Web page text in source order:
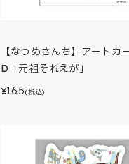
【なつめさんち】アートカ
D「元祖それえが」
¥165(税込)